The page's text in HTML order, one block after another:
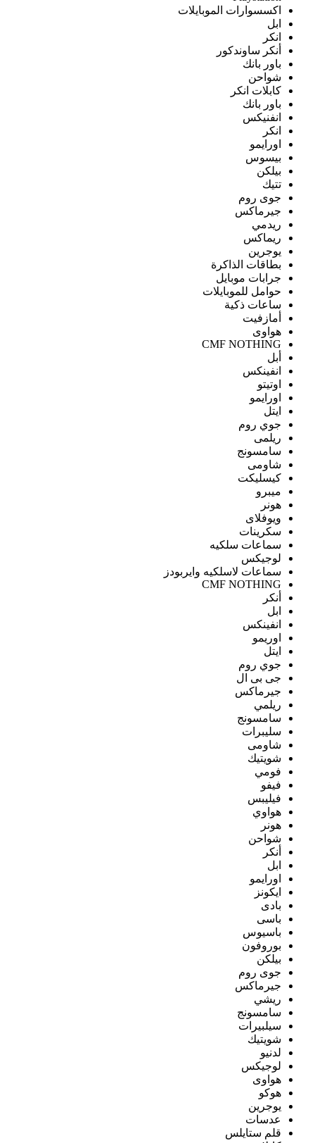
اكسسوارات الموبايلات
ابل
انكر
أنكر ساوندكور
باور بانك
شواحن
كابلات انكر
باور بانك
انفنيكس
انكر
اورايمو
بيسوس
بيلكن
تتيك
جوى روم
جيرماكس
ريدمي
ريماكس
يوجرين
بطاقات الذاكرة
جرابات موبايل
حوامل للموبايلات
ساعات ذكية
أمازفيت
هواوى
CMF NOTHING
أبل
انفينكس
اوتيتو
اورايمو
ايتل
جوي روم
ريلمى
سامسونج
شاومى
كيسليكت
ميبرو
هونر
ويوفلاى
سكرينات
سماعات سلكيه
لوجيكس
سماعات لاسلكيه وايربودز
CMF NOTHING
أنكر
ابل
انفينكس
اوريمو
ايتل
جوي روم
جى بى ال
جيرماكس
ريلمي
سامسونج
سليبرات
شاومى
شويتيك
فومي
فيفو
فيليبس
هواوي
هونر
شواحن
أنكر
ابل
اورايمو
ايكونز
بادى
باسى
باسيوس
بوروفون
بيلكن
جوى روم
جيرماكس
ريشي
سامسونج
سيلبيرات
شويتيك
لدنيو
لوجيكس
هواوى
هوكو
يوجرين
عدسات
قلم ستايلس